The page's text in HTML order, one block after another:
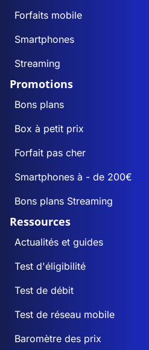
Forfaits mobile
Smartphones
Streaming
Promotions
Bons plans
Box à petit prix
Forfait pas cher
Smartphones à - de 200€
Bons plans Streaming
Ressources
Actualités et guides
Test d'éligibilité
Test de débit
Test de réseau mobile
Baromètre des prix